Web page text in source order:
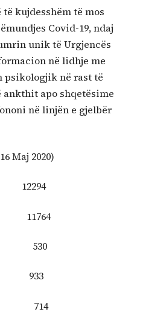
kujdesshëm të mos
Covid-19, ndaj
unik të Urgjencës
në lidhje me
psikologjik në rast të
ankthit apo shqetësime
në linjën e gjelbër
Maj 2020)
11764
530
933
714